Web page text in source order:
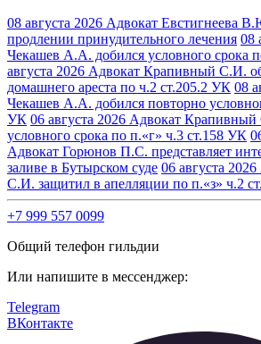
08 августа 2026 Адвокат Евстигнеева
продлении принудительного лечения 08
Чекашев А.А. добился условного срока
августа 2026 Адвокат Крапивный С.И.
домашнего ареста по ч.2 ст.205.2 УК 08
Чекашев А.А. добился повторно
УК 06 августа 2026 Адвокат Крапивный
условного срока по п.«г» ч.3 ст.158 УК
Адвокат Горюнов П.С. представляет
заливе в Бутырском суде 06 августа 2026
С.И. защитил в апелляции по п.«з» ч.2
+7 999 557 0099
Общий телефон гильдии
Или напишите в мессенджер:
Telegram
ВКонтакте